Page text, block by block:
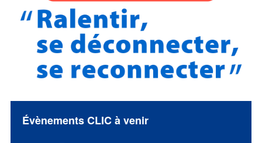
Évènements CLIC à venir